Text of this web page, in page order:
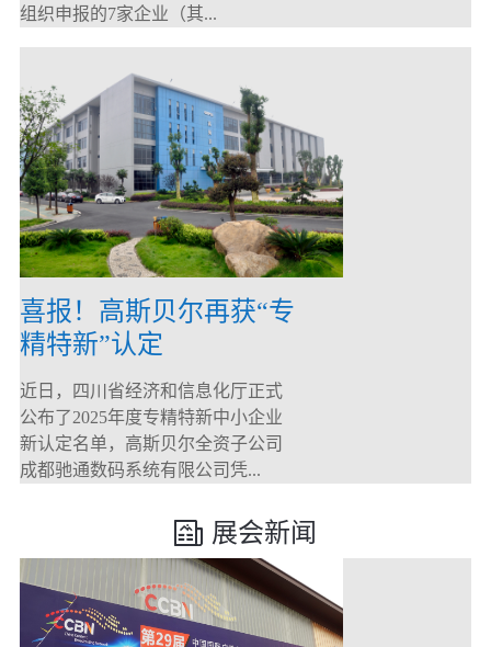
组织申报的7家企业（其...
喜报！高斯贝尔再获“专
精特新”认定
近日，四川省经济和信息化厅正式
公布了2025年度专精特新中小企业
新认定名单，高斯贝尔全资子公司
成都驰通数码系统有限公司凭...
展会新闻